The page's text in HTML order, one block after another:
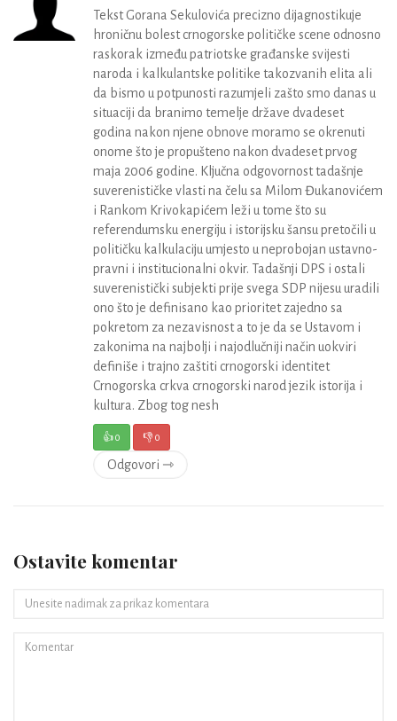
Tekst Gorana Sekulovića precizno dijagnostikuje
hroničnu bolest crnogorske političke scene odnosno
raskorak između patriotske građanske svijesti
naroda i kalkulantske politike takozvanih elita ali
da bismo u potpunosti razumjeli zašto smo danas u
situaciji da branimo temelje države dvadeset
godina nakon njene obnove moramo se okrenuti
onome što je propušteno nakon dvadeset prvog
maja 2006 godine. Ključna odgovornost tadašnje
suverenističke vlasti na čelu sa Milom Đukanovićem
i Rankom Krivokapićem leži u tome što su
referendumsku energiju i istorijsku šansu pretočili u
političku kalkulaciju umjesto u neprobojan ustavno-
pravni i institucionalni okvir. Tadašnji DPS i ostali
suverenistički subjekti prije svega SDP nijesu uradili
ono što je definisano kao prioritet zajedno sa
pokretom za nezavisnost a to je da se Ustavom i
zakonima na najbolji i najodlučniji način uokviri
definiše i trajno zaštiti crnogorski identitet
Crnogorska crkva crnogorski narod jezik istorija i
kultura. Zbog tog nesh
👍0 👎0
Odgovori ⇾
Ostavite komentar